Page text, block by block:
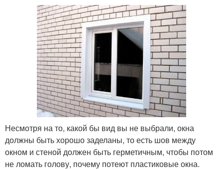
Несмотря на то, какой бы вид вы не выбрали, окна
должны быть хорошо заделаны, то есть шов между
окном и стеной должен быть герметичным, чтобы потом
не ломать голову, почему потеют пластиковые окна.